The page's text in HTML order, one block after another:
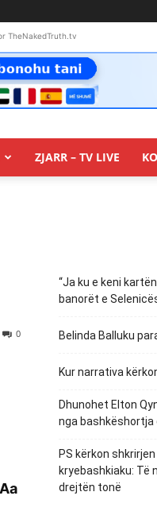
TheNakedTruth.tv
ZJARR – TV LIVE
0
Aa
“Ja ku e keni
banorët e
Belinda Balluku
Kur narrativa
Dhunohet Elton
nga bashkëshortja
PS kërkon
kryebashkiaku: Të
drejtën tonë